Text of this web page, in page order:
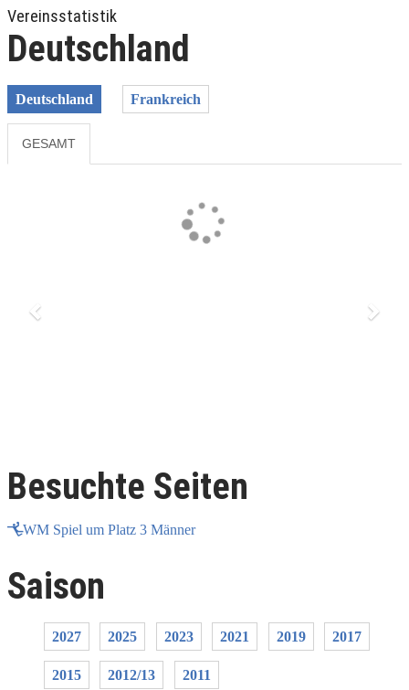
Vereinsstatistik
Deutschland
Deutschland Frankreich
GESAMT
Besuchte Seiten
WM Spiel um Platz 3 Männer
Saison
2027 2025 2023 2021 2019 2017
2015 2012/13 2011